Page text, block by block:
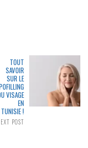
TOUT
SAVOIR
SUR LE
VISAGE
EN
TUNISIE !
POST